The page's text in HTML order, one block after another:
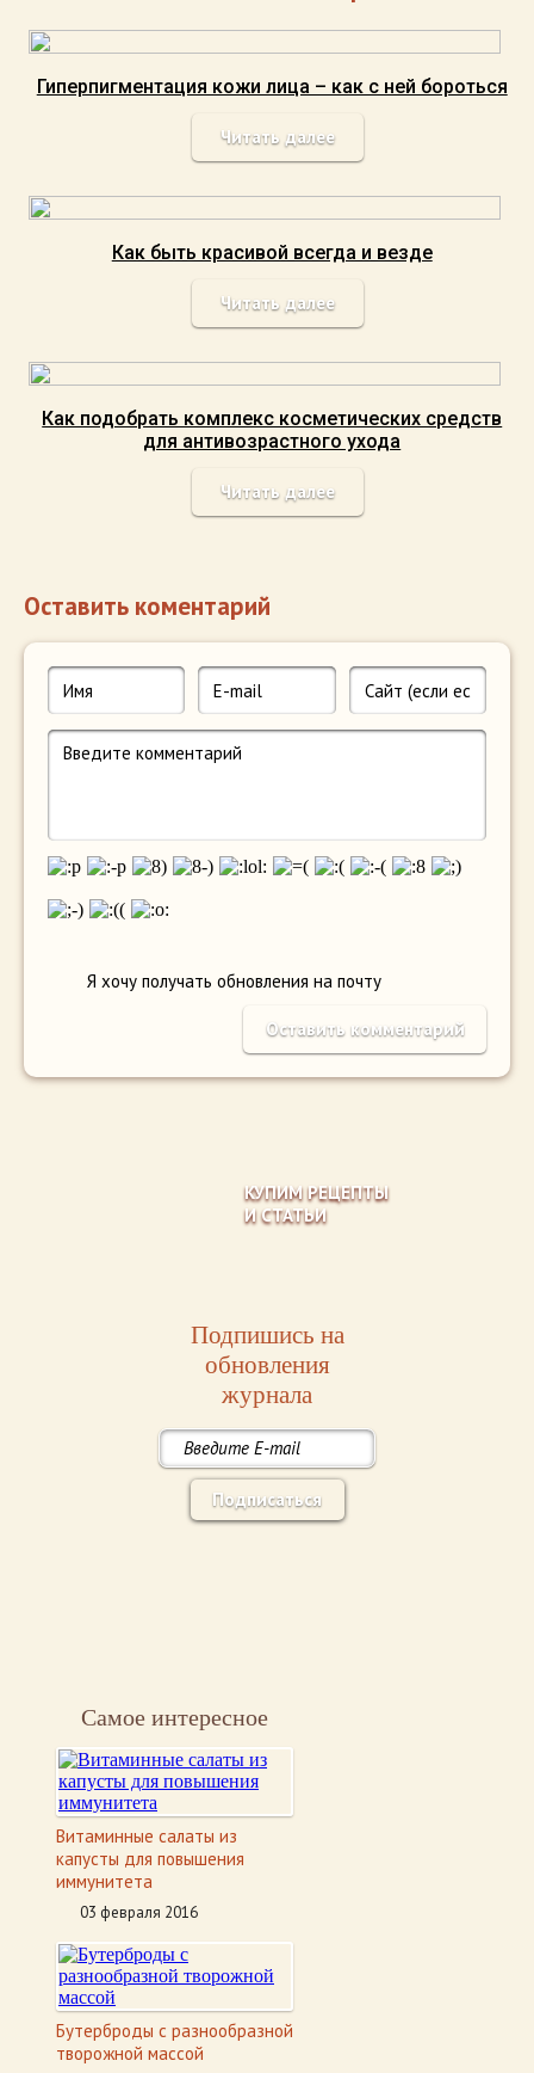
Гиперпигментация кожи лица – как с ней бороться
Читать далее
Как быть красивой всегда и везде
Читать далее
Как подобрать комплекс косметических средств
для антивозрастного ухода
Читать далее
Оставить коментарий
Я хочу получать обновления на почту
КУПИМ РЕЦЕПТЫ
И СТАТЬИ
Подпишись на
обновления
журнала
Подписаться
Самое интересное
Витаминные салаты из
капусты для повышения
иммунитета
03 февраля 2016
Бутерброды с разнообразной
творожной массой